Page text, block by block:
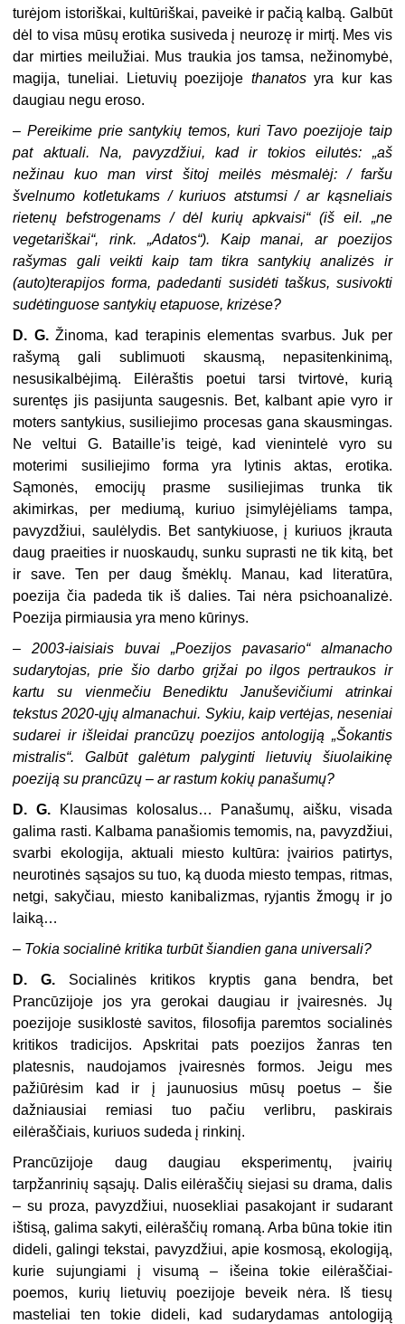
turėjom istoriškai, kultūriškai, paveikė ir pačią kalbą. Galbūt
dėl to visa mūsų erotika susiveda į neurozę ir mirtį. Mes vis
dar mirties meilužiai. Mus traukia jos tamsa, nežinomybė,
magija, tuneliai. Lietuvių poezijoje thanatosyra kur kas
daugiau negu eroso.
–Pereikime prie santykių temos, kuri Tavo poezijoje taip
pat aktuali. Na, pavyzdžiui, kad ir tokios eilutės: „aš
nežinau kuo man virst šitoj meilės mėsmalėj: / faršu
švelnumo kotletukams / kuriuos atstumsi / ar kąsneliais
rietenų befstrogenams / dėl kurių apkvaisi“ (iš eil. „ne
vegetariškai“, rink. „Adatos“). Kaip manai, ar poezijos
rašymas gali veikti kaip tam tikra santykių analizės ir
(auto)terapijos forma, padedanti susidėti taškus, susivokti
sudėtinguose santykių etapuose, krizėse?
D. G.Žinoma, kad terapinis elementas svarbus. Juk per
rašymą gali sublimuoti skausmą, nepasitenkinimą,
nesusikalbėjimą. Eilėraštis poetui tarsi tvirtovė, kurią
surentęs jis pasijunta saugesnis. Bet, kalbant apie vyro ir
moters santykius, susiliejimo procesas gana skausmingas.
Ne veltui G. Bataille’is teigė, kad vienintelė vyro su
moterimi susiliejimo forma yra lytinis aktas, erotika.
Sąmonės, emocijų prasme susiliejimas trunka tik
akimirkas, per mediumą, kuriuo įsimylėjėliams tampa,
pavyzdžiui, saulėlydis. Bet santykiuose, į kuriuos įkrauta
daug praeities ir nuoskaudų, sunku suprasti ne tik kitą, bet
ir save. Ten per daug šmėklų. Manau, kad literatūra,
poezija čia padeda tik iš dalies. Tai nėra psichoanalizė.
Poezija pirmiausia yra meno kūrinys.
–2003-iaisiais buvai „Poezijos pavasario“ almanacho
sudarytojas, prie šio darbo grįžai po ilgos pertraukos ir
kartu su vienmečiu Benediktu Januševičiumi atrinkai
tekstus 2020-ųjų almanachui. Sykiu, kaip vertėjas, neseniai
sudarei ir išleidai prancūzų poezijos antologiją „Šokantis
mistralis“. Galbūt galėtum palyginti lietuvių šiuolaikinę
poeziją su prancūzų – ar rastum kokių panašumų?
D. G.
Klausimas kolosalus… Panašumų, aišku, visada
galima rasti. Kalbama panašiomis temomis, na, pavyzdžiui,
svarbi ekologija, aktuali miesto kultūra: įvairios patirtys,
neurotinės sąsajos su tuo, ką duoda miesto tempas, ritmas,
netgi, sakyčiau, miesto kanibalizmas, ryjantis žmogų ir jo
laiką…
– Tokia socialinė kritika turbūt šiandien gana universali?
D. G. Socialinės kritikos kryptis gana bendra, bet
Prancūzijoje jos yra gerokai daugiau ir įvairesnės. Jų
poezijoje susiklostė savitos, filosofija paremtos socialinės
kritikos tradicijos. Apskritai pats poezijos žanras ten
platesnis, naudojamos įvairesnės formos. Jeigu mes
pažiūrėsim kad ir į jaunuosius mūsų poetus – šie
dažniausiai remiasi tuo pačiu verlibru, paskirais
eilėraščiais, kuriuos sudeda į rinkinį.
Prancūzijoje daug daugiau eksperimentų, įvairių
tarpžanrinių sąsajų. Dalis eilėraščių siejasi su drama, dalis
– su proza, pavyzdžiui, nuosekliai pasakojant ir sudarant
ištisą, galima sakyti, eilėraščių romaną. Arba būna tokie itin
dideli, galingi tekstai, pavyzdžiui, apie kosmosą, ekologiją,
kurie sujungiami į visumą – išeina tokie eilėraščiai-
poemos, kurių lietuvių poezijoje beveik nėra. Iš tiesų
masteliai ten tokie dideli, kad sudarydamas antologiją